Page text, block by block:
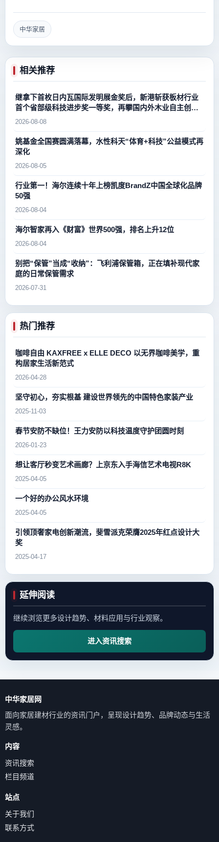
中华家居
相关推荐
继拿下首枚日内瓦国际发明展金奖后，新港斩获板材行业
首个省部级科技进步奖一等奖，再攀国内外木业自主创新
新高峰
2026-08-08
姚基金全国赛圆满落幕，水性科天“体育+科技”公益模式再
深化
2026-08-05
行业第一！海尔连续十年上榜凯度BrandZ中国全球化品牌
50强
2026-08-04
海尔智家再入《财富》世界500强，排名上升12位
2026-08-04
别把“保管”当成“收纳”：飞利浦保管箱，正在填补现代家
庭的日常保管需求
2026-07-31
热门推荐
咖啡自由 KAXFREE x ELLE DECO 以无界咖啡美学，重
构居家生活新范式
2026-04-28
坚守初心，夯实根基 建设世界领先的中国特色家装产业
2025-11-03
春节安防不缺位！王力安防以科技温度守护团圆时刻
2026-01-23
想让客厅秒变艺术画廊？上京东入手海信艺术电视R8K
2025-04-05
一个好的办公风水环境
2025-04-05
引领顶奢家电创新潮流，斐雪派克荣膺2025年红点设计大
奖
2025-04-17
延伸阅读
继续浏览更多设计趋势、材料应用与行业观察。
进入资讯搜索
中华家居网
面向家居建材行业的资讯门户，呈现设计趋势、品牌动态与生活
灵感。
内容
资讯搜索
栏目频道
站点
关于我们
联系方式